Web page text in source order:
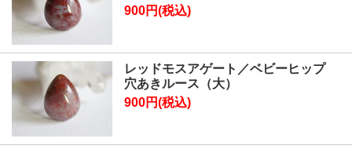
900円(税込)
レッドモスアゲート／ベビーヒップ
穴あきルース（大）
900円(税込)